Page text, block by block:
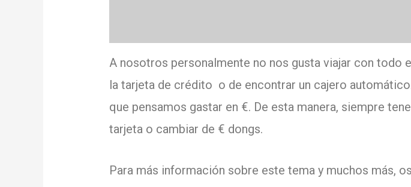
A nosotros personalmente no nos gusta viajar con todo
la tarjeta de crédito o de encontrar un cajero
que pensamos gastar en €. De esta manera, siempre
tarjeta o cambiar de € dongs.
Para más información sobre este tema y muchos más,